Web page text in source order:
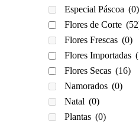
Especial Páscoa (0)
Flores de Corte
Flores Frescas (0)
Flores Importadas
Flores Secas (16)
Namorados (0)
Natal (0)
Plantas (0)